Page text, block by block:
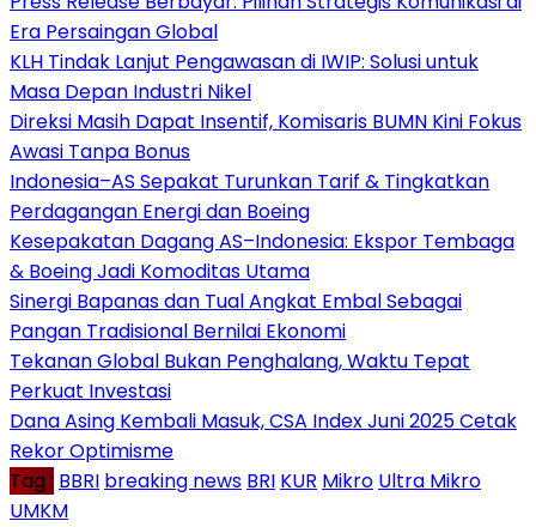
Era Persaingan Global
KLH Tindak Lanjut Pengawasan di IWIP: Solusi untuk
Masa Depan Industri Nikel
Direksi Masih Dapat Insentif, Komisaris BUMN Kini Fokus
Awasi Tanpa Bonus
Indonesia–AS Sepakat Turunkan Tarif & Tingkatkan
Perdagangan Energi dan Boeing
Kesepakatan Dagang AS–Indonesia: Ekspor Tembaga
& Boeing Jadi Komoditas Utama
Sinergi Bapanas dan Tual Angkat Embal Sebagai
Pangan Tradisional Bernilai Ekonomi
Tekanan Global Bukan Penghalang, Waktu Tepat
Perkuat Investasi
Dana Asing Kembali Masuk, CSA Index Juni 2025 Cetak
Rekor Optimisme
Tag : BBRI breaking news BRI KUR Mikro Ultra Mikro
UMKM